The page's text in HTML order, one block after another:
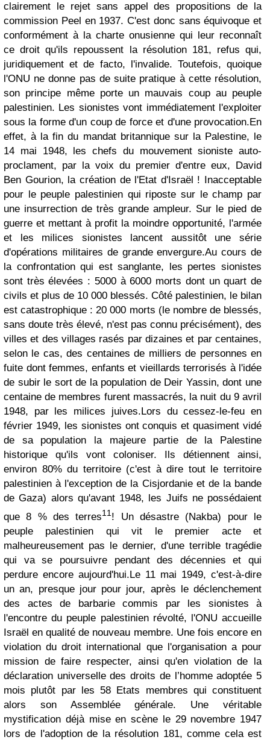
clairement le rejet sans appel des propositions de la
commission Peel en 1937. C'est donc sans équivoque et
conformément à la charte onusienne qui leur reconnaît
ce droit qu'ils repoussent la résolution 181, refus qui,
juridiquement et de facto, l'invalide. Toutefois, quoique
l'ONU ne donne pas de suite pratique à cette résolution,
son principe même porte un mauvais coup au peuple
palestinien. Les sionistes vont immédiatement l'exploiter
sous la forme d'un coup de force et d'une provocation. En
effet, à la fin du mandat britannique sur la Palestine, le
14 mai 1948, les chefs du mouvement sioniste auto-
proclament, par la voix du premier d'entre eux, David
Ben Gourion, la création de l'Etat d'Israël ! Inacceptable
pour le peuple palestinien qui riposte sur le champ par
une insurrection de très grande ampleur. Sur le pied de
guerre et mettant à profit la moindre opportunité, l'armée
et les milices sionistes lancent aussitôt une série
d'opérations militaires de grande envergure.Au cours de
la confrontation qui est sanglante, les pertes sionistes
sont très élevées : 5000 à 6000 morts dont un quart de
civils et plus de 10 000 blessés. Côté palestinien, le bilan
est catastrophique : 20 000 morts (le nombre de blessés,
sans doute très élevé, n'est pas connu précisément), des
villes et des villages rasés par dizaines et par centaines,
selon le cas, des centaines de milliers de personnes en
fuite dont femmes, enfants et vieillards terrorisés à l'idée
de subir le sort de la population de Deir Yassin, dont une
centaine de membres furent massacrés, la nuit du 9 avril
1948, par les milices juives. Lors du cessez-le-feu en
février 1949, les sionistes ont conquis et quasiment vidé
de sa population la majeure partie de la Palestine
historique qu'ils vont coloniser. Ils détiennent ainsi,
environ 80% du territoire (c'est à dire tout le territoire
palestinien à l'exception de la Cisjordanie et de la bande
de Gaza) alors qu'avant 1948, les Juifs ne possédaient
que 8 % des terres11! Un désastre (Nakba) pour le
peuple palestinien qui vit le premier acte et
malheureusement pas le dernier, d'une terrible tragédie
qui va se poursuivre pendant des décennies et qui
perdure encore aujourd'hui.Le 11 mai 1949, c'est-à-dire
un an, presque jour pour jour, après le déclenchement
des actes de barbarie commis par les sionistes à
l'encontre du peuple palestinien révolté, l'ONU accueille
Israël en qualité de nouveau membre. Une fois encore en
violation du droit international que l'organisation a pour
mission de faire respecter, ainsi qu'en violation de la
déclaration universelle des droits de l’homme adoptée 5
mois plutôt par les 58 Etats membres qui constituent
alors son Assemblée générale. Une véritable
mystification déjà mise en scène le 29 novembre 1947
lors de l'adoption de la résolution 181, comme cela est